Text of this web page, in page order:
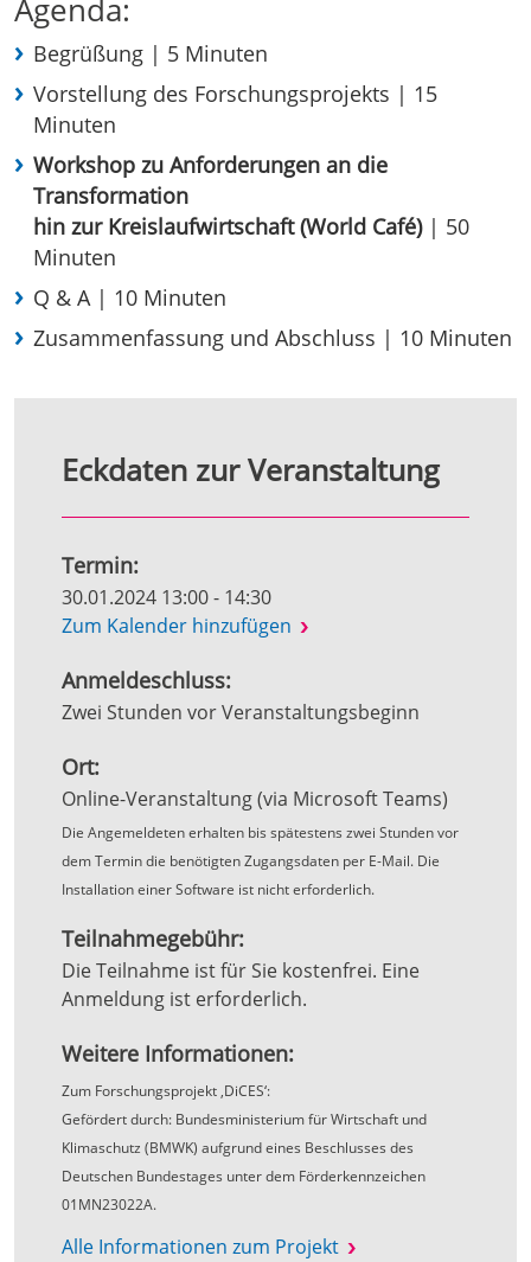
Agenda:
Begrüßung | 5 Minuten
Vorstellung des Forschungsprojekts | 15
Minuten
Workshop zu Anforderungen an die
Transformation
hin zur Kreislaufwirtschaft (World Café)| 50
Minuten
Q & A | 10 Minuten
Zusammenfassung und Abschluss | 10 Minuten
Eckdaten zur Veranstaltung
Termin:
30.01.2024 13:00 - 14:30
Zum Kalender hinzufügen
Anmeldeschluss:
Zwei Stunden vor Veranstaltungsbeginn
Ort:
Online-Veranstaltung (via Microsoft Teams)
Die Angemeldeten erhalten bis spätestens zwei Stunden vor
dem Termin die benötigten Zugangsdaten per E-Mail. Die
Installation einer Software ist nicht erforderlich.
Teilnahmegebühr:
Die Teilnahme ist für Sie kostenfrei. Eine
Anmeldung ist erforderlich.
Weitere Informationen:
Zum Forschungsprojekt ‚DiCES‘:
Gefördert durch: Bundesministerium für Wirtschaft und
Klimaschutz (BMWK) aufgrund eines Beschlusses des
Deutschen Bundestages unter dem Förderkennzeichen
01MN23022A.
Alle Informationen zum Projekt